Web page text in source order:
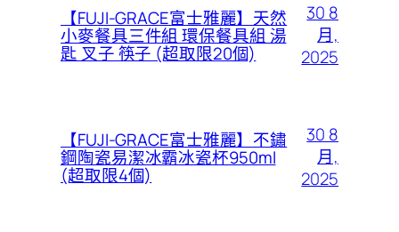
【FUJI-GRACE富士雅麗】天然
小麥餐具三件組 環保餐具組 湯
匙 叉子 筷子 (超取限20個)
30 8
月,
2025
【FUJI-GRACE富士雅麗】不鏽
鋼陶瓷易潔冰霸冰瓷杯950ml
(超取限4個)
30 8
月,
2025